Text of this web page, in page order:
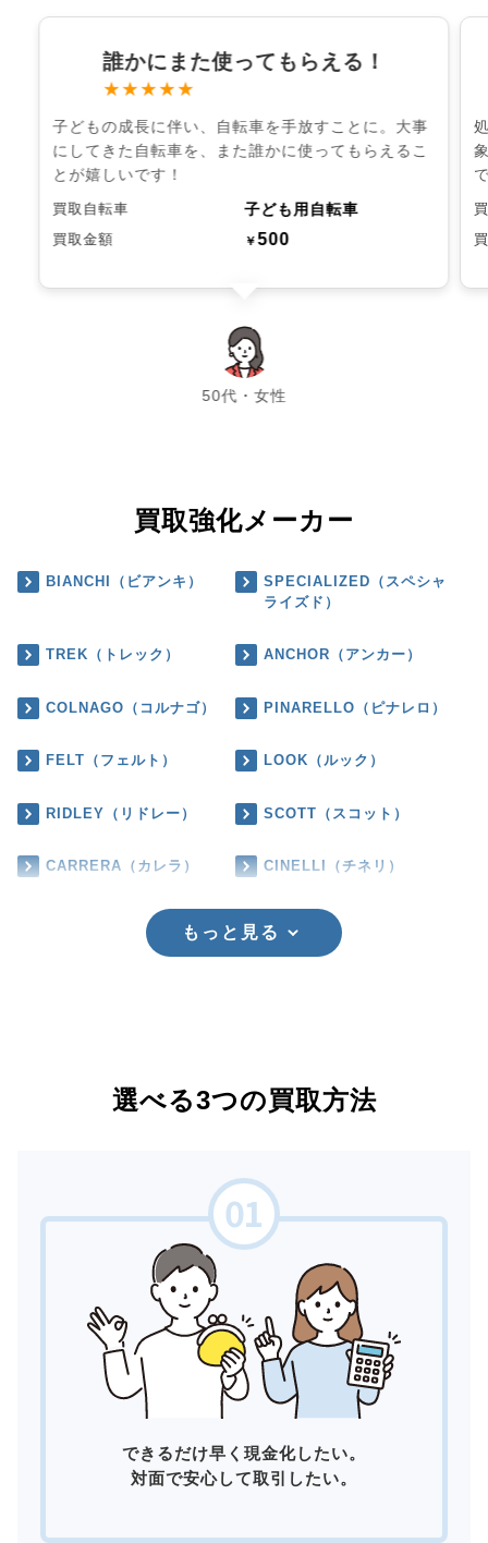
誰かにまた使ってもらえる！
★★★★★
子どもの成長に伴い、自転車を手放すことに。大事
にしてきた自転車を、また誰かに使ってもらえるこ
とが嬉しいです！
買取自転車 子ども用自転車
買取金額 ￥500
50代・女性
chevron_left chevron_right
買取強化メーカー
BIANCHI（ビアンキ）
SPECIALIZED（スペシャ
ライズド）
TREK（トレック） ANCHOR（アンカー）
COLNAGO（コルナゴ） PINARELLO（ピナレロ）
FELT（フェルト） LOOK（ルック）
RIDLEY（リドレー） SCOTT（スコット）
CARRERA（カレラ） CINELLI（チネリ）
もっと見る
選べる3つの買取方法
できるだけ早く現金化したい。
対面で安心して取引したい。